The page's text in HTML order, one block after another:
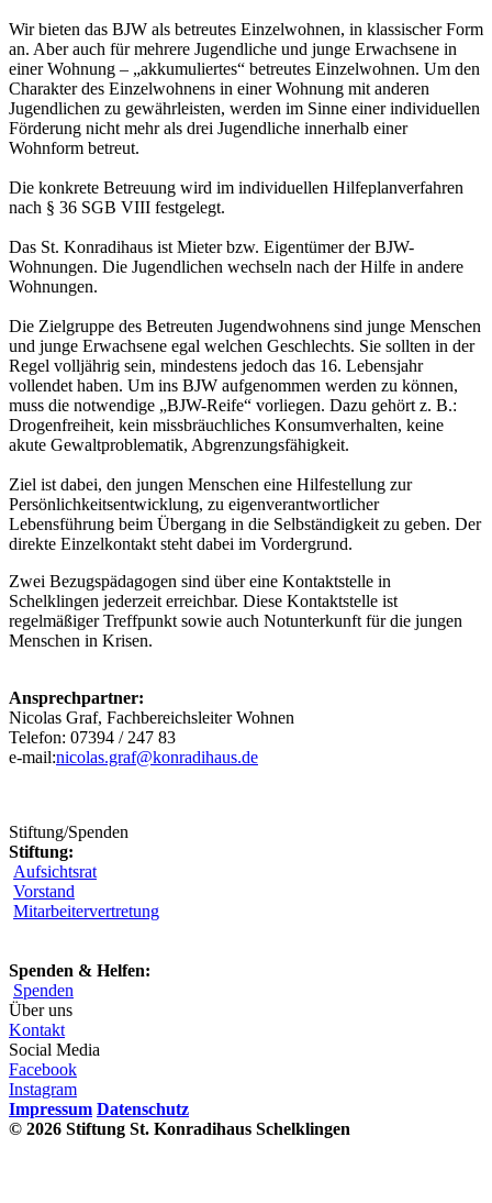
Wir bieten das BJW als betreutes Einzelwohnen, in klassischer Form
an. Aber auch für mehrere Jugendliche und junge Erwachsene in
einer Wohnung – „akkumuliertes“ betreutes Einzelwohnen. Um den
Charakter des Einzelwohnens in einer Wohnung mit anderen
Jugendlichen zu gewährleisten, werden im Sinne einer individuellen
Förderung nicht mehr als drei Jugendliche innerhalb einer
Wohnform betreut.
Die konkrete Betreuung wird im individuellen Hilfeplanverfahren
nach § 36 SGB VIII festgelegt.
Das St. Konradihaus ist Mieter bzw. Eigentümer der BJW-
Wohnungen. Die Jugendlichen wechseln nach der Hilfe in andere
Wohnungen.
Die Zielgruppe des Betreuten Jugendwohnens sind junge Menschen
und junge Erwachsene egal welchen Geschlechts. Sie sollten in der
Regel volljährig sein, mindestens jedoch das 16. Lebensjahr
vollendet haben. Um ins BJW aufgenommen werden zu können,
muss die notwendige „BJW-Reife“ vorliegen. Dazu gehört z. B.:
Drogenfreiheit, kein missbräuchliches Konsumverhalten, keine
akute Gewaltproblematik, Abgrenzungsfähigkeit.
Ziel ist dabei, den jungen Menschen eine Hilfestellung zur
Persönlichkeitsentwicklung, zu eigenverantwortlicher
Lebensführung beim Übergang in die Selbständigkeit zu geben. Der
direkte Einzelkontakt steht dabei im Vordergrund.
Zwei Bezugspädagogen sind über eine Kontaktstelle in
Schelklingen jederzeit erreichbar. Diese Kontaktstelle ist
regelmäßiger Treffpunkt sowie auch Notunterkunft für die jungen
Menschen in Krisen.
Ansprechpartner:
Nicolas Graf, Fachbereichsleiter Wohnen
Telefon: 07394 / 247 83
e-mail:nicolas.graf@konradihaus.de
Stiftung/Spenden
Stiftung:
Aufsichtsrat
Vorstand
Mitarbeitervertretung
Spenden & Helfen:
Spenden
Über uns
Kontakt
Social Media
Facebook
Instagram
Impressum Datenschutz
© 2026 Stiftung St. Konradihaus Schelklingen